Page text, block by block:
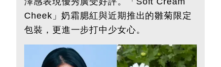
Cheek」奶霜腮紅與近期推出的雛菊限定
包裝，更進一步打中少女心。